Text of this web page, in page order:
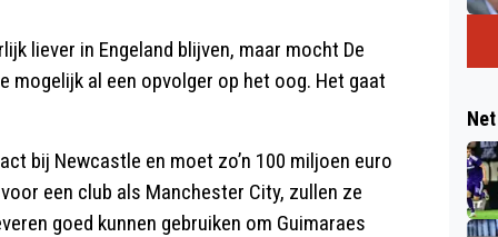
liever in Engeland blijven, maar mocht De
mogelijk al een opvolger op het oog. Het gaat
bij Newcastle en moet zo’n 100 miljoen euro
een club als Manchester City, zullen ze
goed kunnen gebruiken om Guimaraes